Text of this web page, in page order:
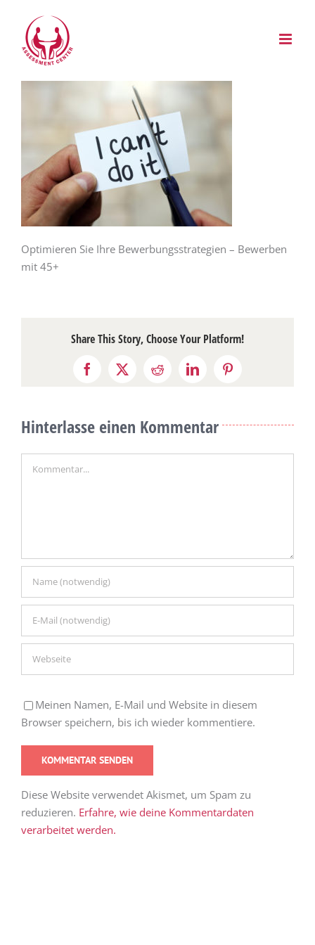
springen
Optimieren Sie Ihre Bewerbungsstrategien – Bewerben
mit 45+
Share This Story, Choose Your Platform!
Facebook
X RedditLinkedInPinterest
Hinterlasse einen Kommentar
Meinen Namen, E-Mail und Website in diesem
Browser speichern, bis ich wieder kommentiere.
Diese Website verwendet Akismet, um Spam zu
reduzieren. Erfahre, wie deine Kommentardaten
verarbeitet werden.